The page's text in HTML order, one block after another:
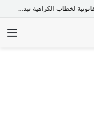
مصطفى الحداد المحامى: المواجهة القانونية لخطاب الكراهية تبدأ بتشريع واضح ووعي مجتمعي